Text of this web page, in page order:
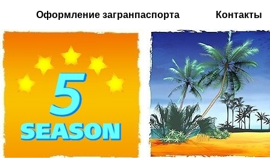
Оформление загранпаспорта Контакты